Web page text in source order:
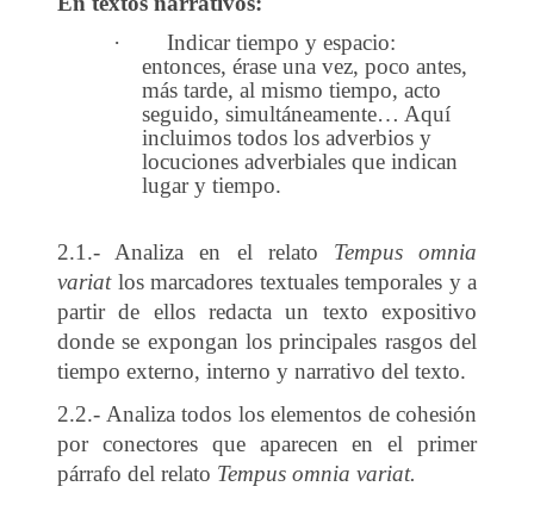
·
Indicar tiempo y espacio:
entonces, érase una vez, poco antes,
más tarde, al mismo tiempo, acto
seguido, simultáneamente… Aquí
incluimos todos los adverbios y
locuciones adverbiales que indican
lugar y tiempo.
2.1.- Analiza en el relato Tempus omnia
variatlos marcadores textuales temporales y a
partir de ellos redacta un texto expositivo
donde se expongan los principales rasgos del
tiempo externo, interno y narrativo del texto.
2.2.- Analiza todos los elementos de cohesión
por conectores que aparecen en el primer
párrafo del relato Tempus omnia variat.